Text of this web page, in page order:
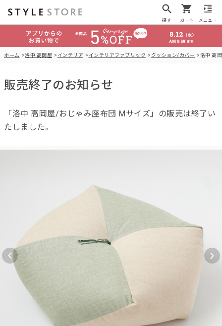
探す カート メニュー
ホーム 洛中 高岡屋 インテリア インテリアファブリック クッション/カバー 洛中 高
販売終了のお知らせ
「洛中 高岡屋/おじゃみ座布団 Mサイズ」の販売は終了い
たしました。